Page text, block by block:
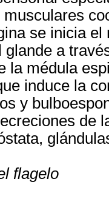
se inicia
glande a
la médula
induce la
y
de
flagelo